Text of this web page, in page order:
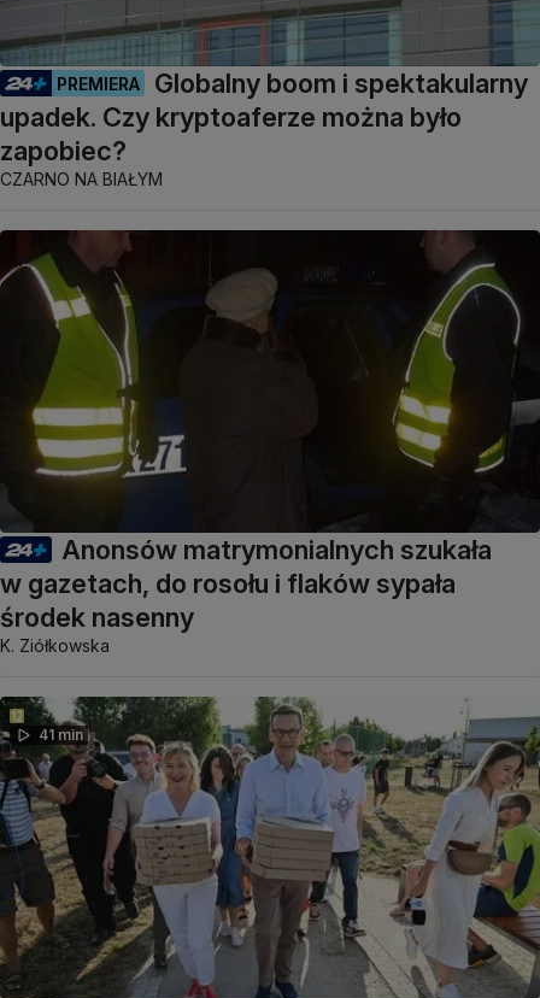
PREMIERA
Globalny boom i spektakularny
upadek. Czy kryptoaferze można było
zapobiec?
CZARNO NA BIAŁYM
Anonsów matrymonialnych szukała
w gazetach, do rosołu i flaków sypała
środek nasenny
K. Ziółkowska
41 min